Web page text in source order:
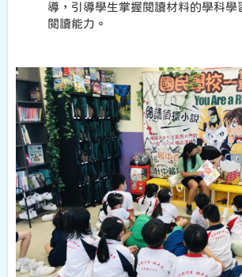
導，引導學生掌握閱讀材料的學科學
閱讀能力。